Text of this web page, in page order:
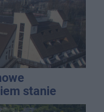
stanie